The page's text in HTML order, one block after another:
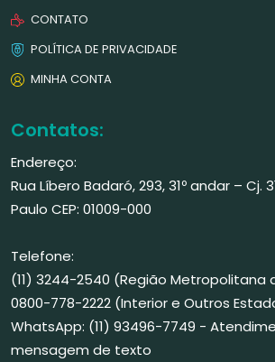
CONTATO
POLÍTICA DE PRIVACIDADE
MINHA CONTA
Contatos:
Endereço:
Rua Líbero Badaró, 293, 31º andar – Cj.
Paulo CEP: 01009-000
Telefone:
(11) 3244-2540 (Região Metropolitana
0800-778-2222 (Interior e Outros
WhatsApp: (11) 93496-7749 -
mensagem de texto